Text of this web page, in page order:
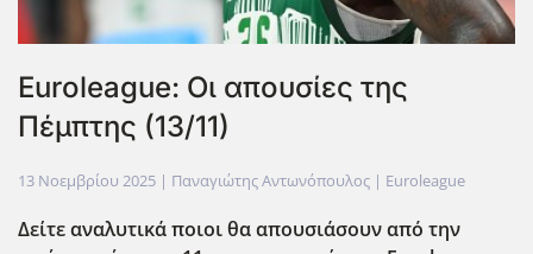
Euroleague: Οι απουσίες της
Πέμπτης (13/11)
13 Νοεμβρίου 2025 | Παναγιώτης Αντωνόπουλος | Euroleague
Δείτε αναλυτικά ποιοι θα απουσιάσουν από την